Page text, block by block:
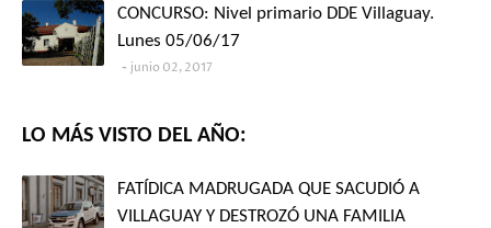
CONCURSO: Nivel primario DDE Villaguay.
Lunes 05/06/17
junio 02, 2017
LO MÁS VISTO DEL AÑO:
FATÍDICA MADRUGADA QUE SACUDIÓ A
VILLAGUAY Y DESTROZÓ UNA FAMILIA